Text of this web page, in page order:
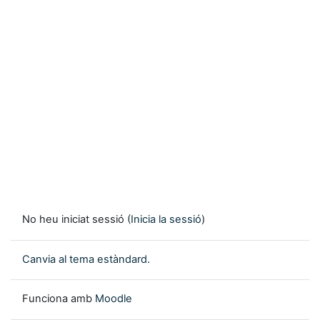
No heu iniciat sessió (Inicia la sessió)
Canvia al tema estàndard.
Funciona amb Moodle